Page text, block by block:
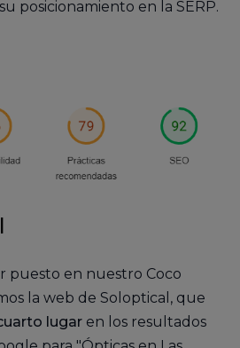
posicionamiento en la SERP.
puesto en nuestro Coco
la web de Soloptical, que
lugar en los resultados